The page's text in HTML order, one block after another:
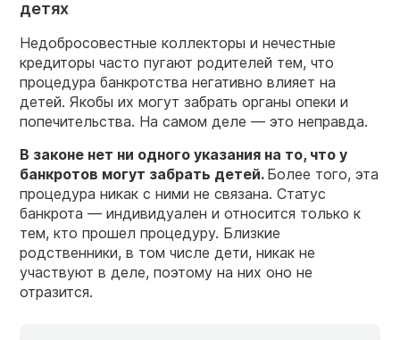
детях
Недобросовестные коллекторы и нечестные
кредиторы часто пугают родителей тем, что
процедура банкротства негативно влияет на
детей. Якобы их могут забрать органы опеки и
попечительства. На самом деле — это неправда.
В законе нет ни одного указания на то, что у
банкротов могут забрать детей. Более того, эта
процедура никак с ними не связана. Статус
банкрота — индивидуален и относится только к
тем, кто прошел процедуру. Близкие
родственники, в том числе дети, никак не
участвуют в деле, поэтому на них оно не
отразится.